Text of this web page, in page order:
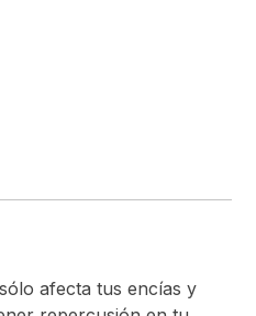
afecta tus encías y